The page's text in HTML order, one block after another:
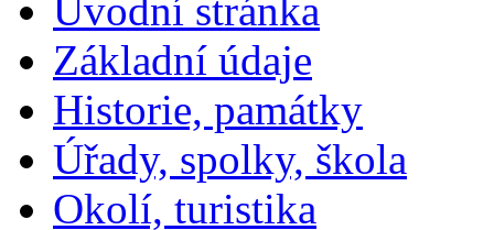
Úvodní stránka
Základní údaje
Historie, památky
Úřady, spolky, škola
Okolí, turistika